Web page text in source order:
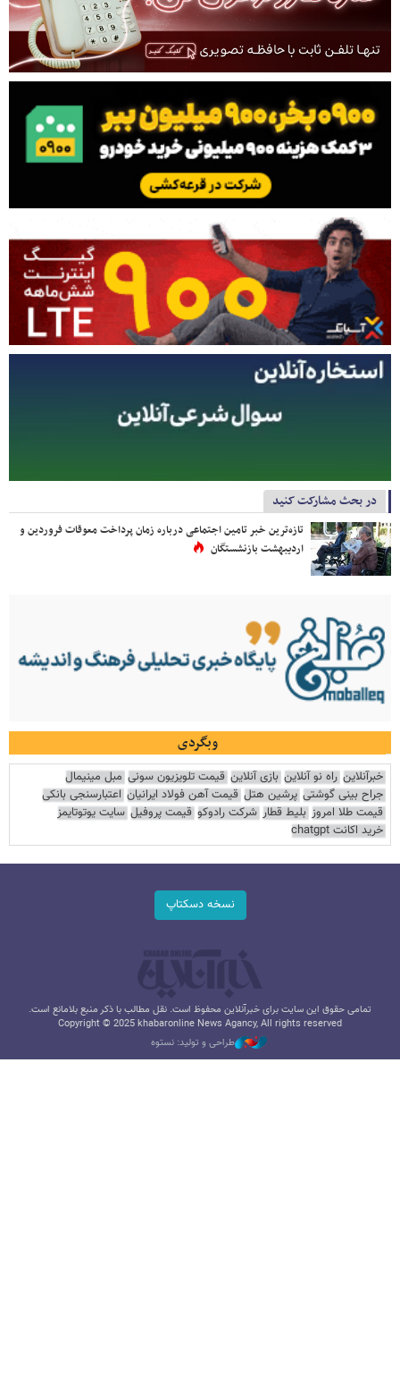
در بحث مشارکت کنید
تازه‌ترین خبر تامین اجتماعی درباره زمان پرداخت معوقات فروردین و
اردیبهشت بازنشستگان
وبگردی
خبرآنلاین راه نو آنلاین بازی آنلاین قیمت تلویزیون سونی مبل مینیمال
جراح بینی گوشتی پرشین هتل قیمت آهن فولاد ایرانیان اعتبارسنجی بانکی
قیمت طلا امروز بلیط قطار شرکت رادوکو قیمت پروفیل سایت یوتوتایمز
خرید اکانت chatgpt
نسخه دسکتاپ
تمامی حقوق این سایت برای خبرآنلاین محفوظ است. نقل مطالب با ذکر منبع بلامانع است.
Copyright © 2025 khabaronline News Agancy, All rights reserved
طراحی و تولید: نستوه